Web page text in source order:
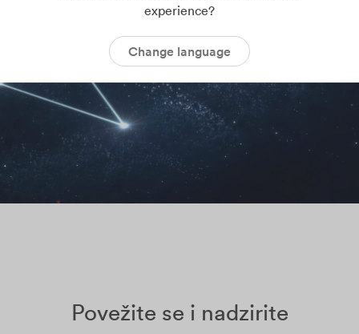
Povežite se i nadzirite
experience?
Change language